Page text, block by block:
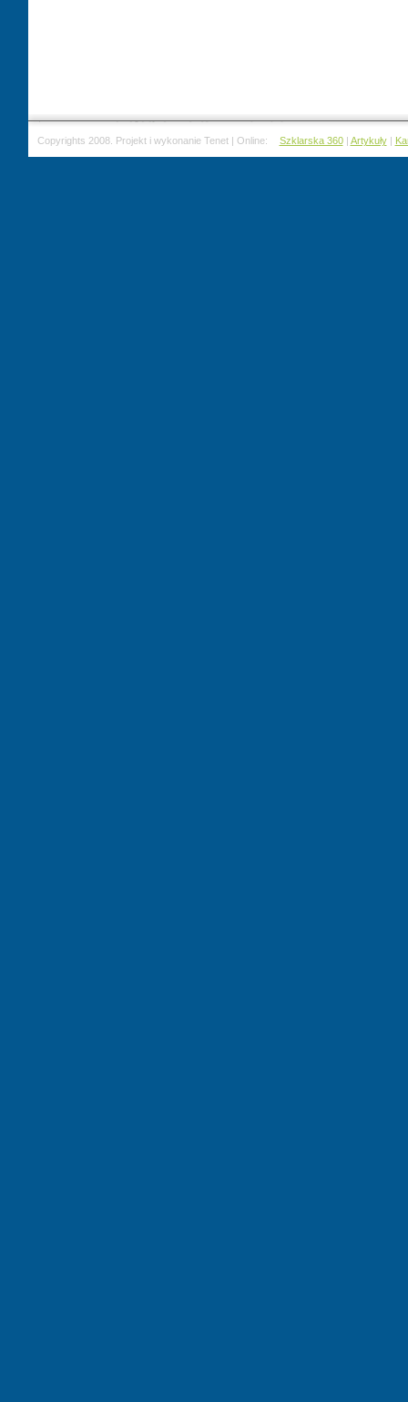
Copyrights 2008. Projekt i wykonanie Tenet | Online: Szklarska 360| Artykuły|